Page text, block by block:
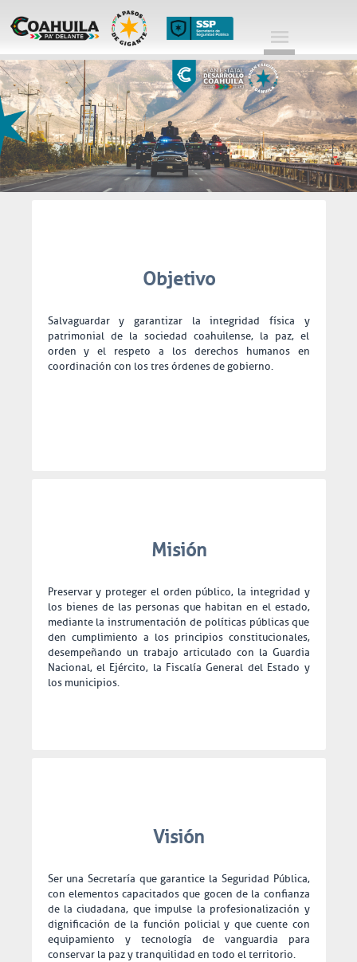
Objetivo
Salvaguardar y garantizar la integridad física y
patrimonial de la sociedad coahuilense, la paz, el
orden y el respeto a los derechos humanos en
coordinación con los tres órdenes de gobierno.
Misión
Preservar y proteger el orden público, la integridad y
los bienes de las personas que habitan en el estado,
mediante la instrumentación de políticas públicas que
den cumplimiento a los principios constitucionales,
desempeñando un trabajo articulado con la Guardia
Nacional, el Ejército, la Fiscalía General del Estado y
los municipios.
Visión
Ser una Secretaría que garantice la Seguridad Pública,
con elementos capacitados que gocen de la confianza
de la ciudadana, que impulse la profesionalización y
dignificación de la función policial y que cuente con
equipamiento y tecnología de vanguardia para
conservar la paz y tranquilidad en todo el territorio.